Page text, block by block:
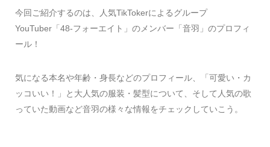
今回ご紹介するのは、人気TikTokerによるグループ
YouTuber「48-フォーエイト」のメンバー「音羽」のプロフィ
ール！
気になる本名や年齢・身長などのプロフィール、「可愛い・カ
ッコいい！」と大人気の服装・髪型について、そして人気の歌
っていた動画など音羽の様々な情報をチェックしていこう。